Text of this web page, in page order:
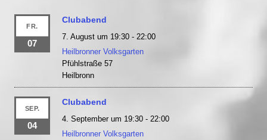
FR.
07
Clubabend
7. August um 19:30 - 22:00
Heilbronner Volksgarten
Pfühlstraße 57
Heilbronn
SEP.
04
Clubabend
4. September um 19:30 - 22:00
Heilbronner Volksgarten